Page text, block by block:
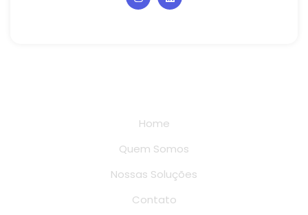
Home
Quem Somos
Nossas Soluções
Contato